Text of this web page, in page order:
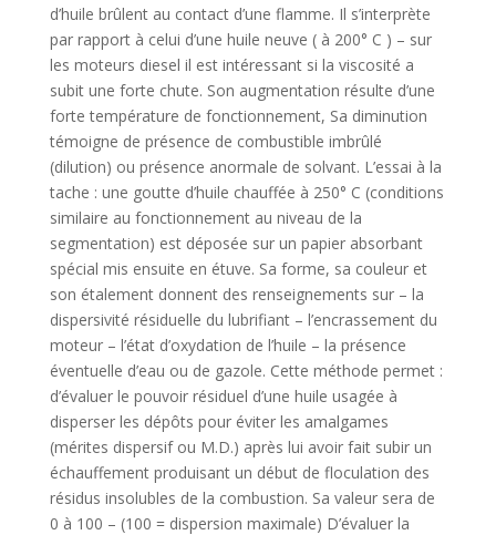
d’huile brûlent au contact d’une flamme. Il s’interprète
par rapport à celui d’une huile neuve ( à 200° C ) – sur
les moteurs diesel il est intéressant si la viscosité a
subit une forte chute. Son augmentation résulte d’une
forte température de fonctionnement, Sa diminution
témoigne de présence de combustible imbrûlé
(dilution) ou présence anormale de solvant. L’essai à la
tache : une goutte d’huile chauffée à 250° C (conditions
similaire au fonctionnement au niveau de la
segmentation) est déposée sur un papier absorbant
spécial mis ensuite en étuve. Sa forme, sa couleur et
son étalement donnent des renseignements sur – la
dispersivité résiduelle du lubrifiant – l’encrassement du
moteur – l’état d’oxydation de l’huile – la présence
éventuelle d’eau ou de gazole. Cette méthode permet :
d’évaluer le pouvoir résiduel d’une huile usagée à
disperser les dépôts pour éviter les amalgames
(mérites dispersif ou M.D.) après lui avoir fait subir un
échauffement produisant un début de floculation des
résidus insolubles de la combustion. Sa valeur sera de
0 à 100 – (100 = dispersion maximale) D’évaluer la